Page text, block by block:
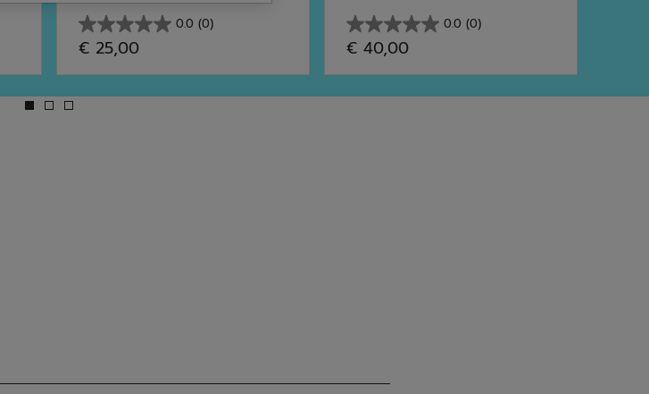
0.0 (0)
0.0
su
5
stelle.
€ 25,00
0.0 (0)
0.0
su
5
stelle.
€ 40,00